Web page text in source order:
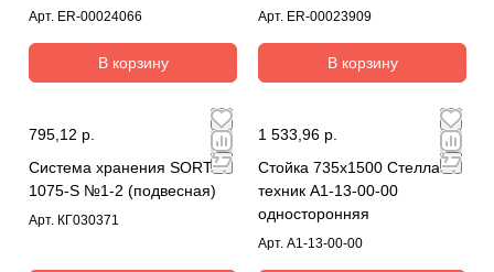
1500x1000x450.02
Арт. ER-00024066
В корзину
2000.1500.400.M70B24
Арт. ER-00023909
В корзину
795,12 р.
Система хранения SORTEX
1075-S №1-2 (подвесная)
Арт. КГ030371
1 533,96 р.
Стойка 735х1500 Стелла-
техник A1-13-00-00
односторонняя
Арт. A1-13-00-00